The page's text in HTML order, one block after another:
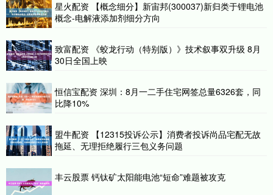
星火配资 【概念细分】新宙邦(300037)新归类于锂电池
概念-电解液添加剂细分方向
致富配资 《蛟龙行动（特别版）》技术叙事双升级 8月
30日全国上映
恒信宝配资 深圳：8月一二手住宅网签总量6326套，同
比降10%
盟牛配资 【12315投诉公示】消费者投诉尚品宅配无故
拖延、无理拒绝履行三包义务问题
丰云股票 钙钛矿太阳能电池“短命”难题被攻克